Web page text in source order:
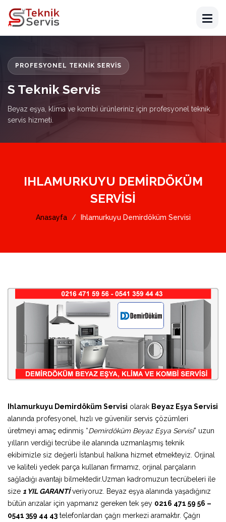
PROFESYONEL TEKNIK SERVIS
S Teknik Servis
Beyaz eşya, klima ve kombi ürünleriniz için profesyonel teknik
servis hizmeti.
IHLAMURKUYU DEMIRDÖKÜM
SERVISI
Anasayfa Ihlamurkuyu Demirdöküm Servisi
Ihlamurkuyu Demirdöküm Servisi olarak Beyaz Eşya Servisi
alanında profesyonel, hızlı ve güvenilir servis çözümleri
üretmeyi amaç edinmiş “Demirdöküm Beyaz Eşya Servisi” uzun
yılların verdiği tecrübe ile alanında uzmanlaşmış teknik
ekibimizle siz değerli İstanbul halkına hizmet etmekteyiz. Orjinal
ve kaliteli yedek parça kullanan firmamız, orjinal parçaların
sağladığı avantajı bilmektedir.Uzman kadromuzun tecrübeleri ile
size 1 YIL GARANTİveriyoruz. Beyaz eşya alanında yaşadığınız
bütün arızalar için yapmanız gereken tek şey 0216 471 59 56 –
0541 359 44 43 telefonlardan çağrı merkezi aramaktır. Çağrı